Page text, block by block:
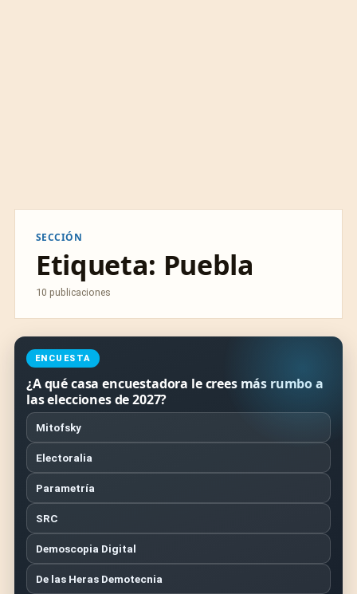
SECCIÓN
Etiqueta: Puebla
10 publicaciones
ENCUESTA
¿A qué casa encuestadora le crees más rumbo a
las elecciones de 2027?
Mitofsky
Electoralia
Parametría
SRC
Demoscopia Digital
De las Heras Demotecnia